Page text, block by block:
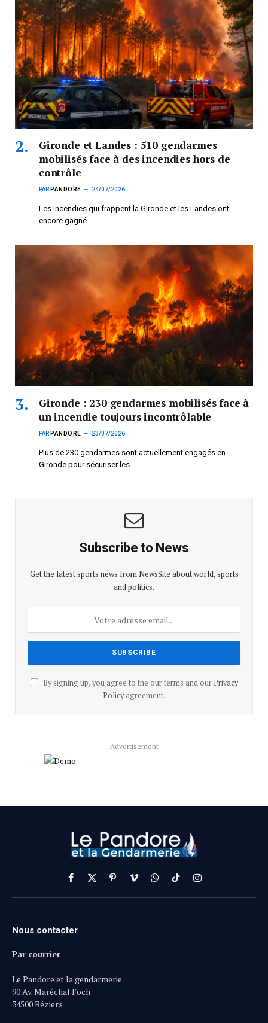
Gironde et Landes : 510 gendarmes
mobilisés face à des incendies hors de
contrôle
PAR PANDORE 24/07/2026
Les incendies qui frappent la Gironde et les Landes ont
encore gagné…
Gironde : 230 gendarmes mobilisés face à
un incendie toujours incontrôlable
PAR PANDORE 23/07/2026
Plus de 230 gendarmes sont actuellement engagés en
Gironde pour sécuriser les…
Subscribe to News
Get the latest sports news from NewsSite about world, sports
and politics.
By signing up, you agree to the our terms and our Privacy
Policyagreement.
Advertisement
Facebook
X
(Twitter)
PinterestVimeoWhatsApp
TikTokInstagram
Nous contacter
Par courrier
Le Pandore et la gendarmerie
90 Av. Maréchal Foch
34500 Béziers